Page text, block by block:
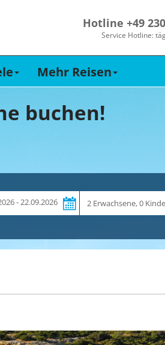
Hotline +49
Service Hotline:
Mehr Reisen
buchen!
- 22.09.2026